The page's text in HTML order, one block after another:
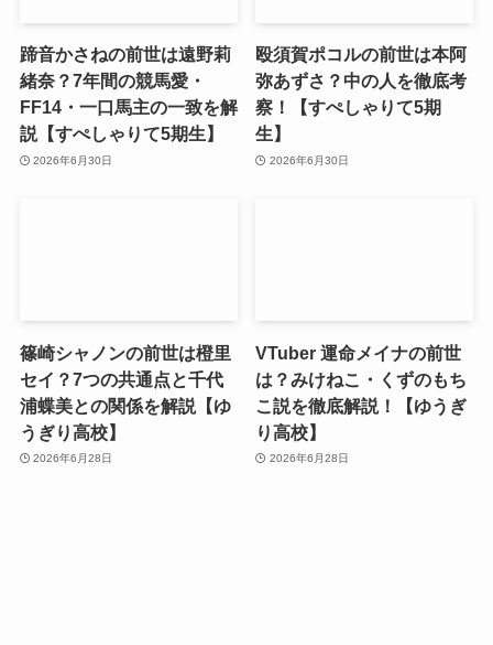
蹄音かさねの前世は遠野莉
緒奈？7年間の競馬愛・
FF14・一口馬主の一致を解
説【すぺしゃりて5期生】
2026年6月30日
殴須賀ポコルの前世は本阿
弥あずさ？中の人を徹底考
察！【すぺしゃりて5期
生】
2026年6月30日
篠崎シャノンの前世は橙里
セイ？7つの共通点と千代
浦蝶美との関係を解説【ゆ
うぎり高校】
2026年6月28日
VTuber 運命メイナの前世
は？みけねこ・くずのもち
こ説を徹底解説！【ゆうぎ
り高校】
2026年6月28日